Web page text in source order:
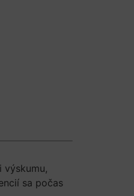
výskumu,
sa počas